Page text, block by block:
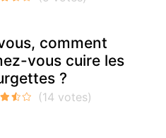
comment
vous cuire les
?